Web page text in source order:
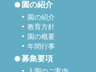
園の紹介
園の紹介
教育方針
園の概要
年間行事
募集要項